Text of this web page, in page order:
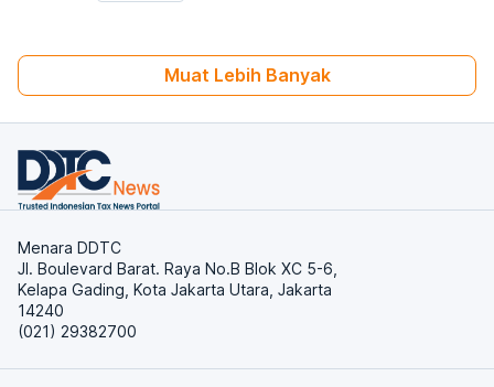
Muat Lebih Banyak
Menara DDTC
Jl. Boulevard Barat. Raya No.B Blok XC 5-6,
Kelapa Gading, Kota Jakarta Utara, Jakarta
14240
(021) 29382700